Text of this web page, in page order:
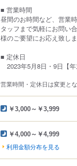
■ 営業時間
昼間のお時間など、営業
タッフまで気軽にお問い
様のご要望にお応え致しま
■ 定休日
2023年5月8日・9日【年
営業時間・定休日は変更と
￥3,000～￥3,999
￥4,000～￥4,999
利用金額分布を見る